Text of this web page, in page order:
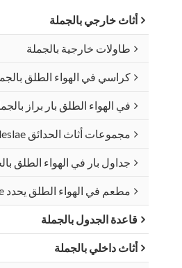
أثاث خارجي بالجملة
طاولات خارجية بالجملة
كراسي في الهواء الطلق
في الهواء الطلق بار براز
مجموعات أثاث الحدائق Wholeslae
جداول بار في الهواء الطلق
مطعم في الهواء الطلق يحدد Wholeslae
قاعدة الجدول بالجملة
أثاث داخلي بالجملة